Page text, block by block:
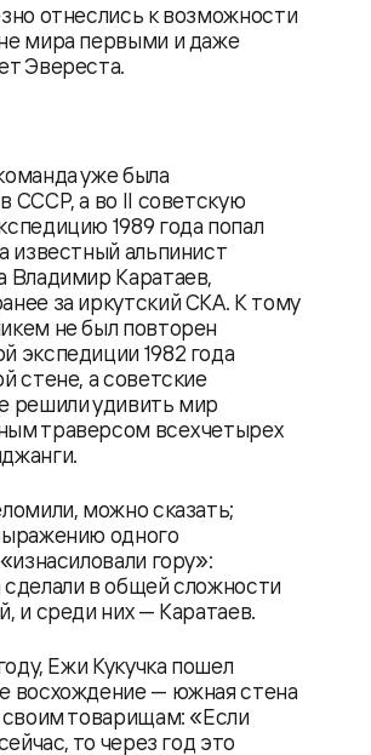
отнеслись к возможности
мира первыми и даже
Эвереста.
уже была
СССР, а во II советскую
1989 года попал
известный альпинист
Владимир Каратаев,
за иркутский СКА. К тому
не был повторен
экспедиции 1982 года
стене, а советские
решили удивить мир
траверсом всех четырех
можно сказать;
одного
гору»:
в общей сложности
и среди них — Каратаев.
Ежи Кукучка пошел
восхождение — южная стена
своим товарищам: «Если
то через год это